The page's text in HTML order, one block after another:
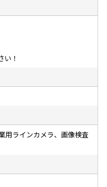
い！
用ラインカメラ、画像検査